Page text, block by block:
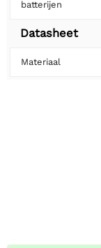
batterijen
Datasheet
Materiaal